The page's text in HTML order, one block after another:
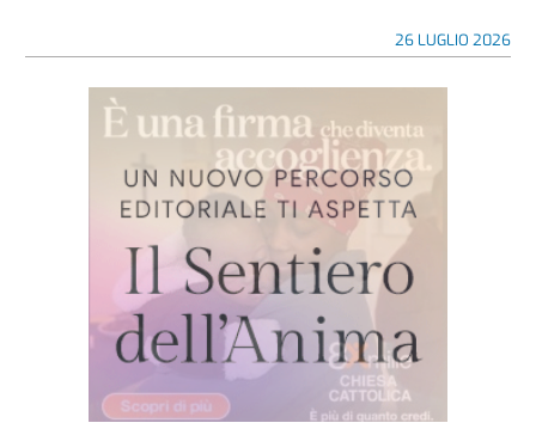
26 LUGLIO 2026